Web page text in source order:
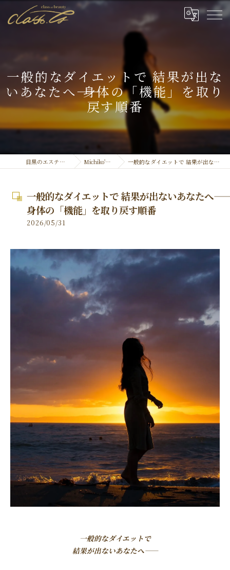
一般的なダイエットで 結果が出な
いあなたへ―― 身体の「機能」を取り
戻す順番
目黒のエステなら結果重視のclassty Michiko's Official ''Blog'' 一般的なダイエットで 結果が出ないあなたへ―― 身体の「機能」を取り戻す順番
一般的なダイエットで 結果が出ないあなたへ――
身体の「機能」を取り戻す順番
2026/05/31
一般的なダイエットで
結果が出ないあなたへ――